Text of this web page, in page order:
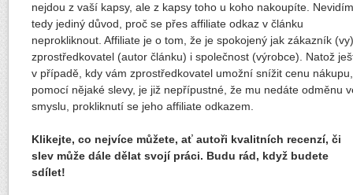
nejdou z vaší kapsy, ale z kapsy toho u koho nakoupíte. Nevidím
tedy jediný důvod, proč se přes affiliate odkaz v článku
neprokliknout. Affiliate je o tom, že je spokojený jak zákazník
zprostředkovatel (autor článku) i společnost (výrobce). Natož
v případě, kdy vám zprostředkovatel umožní snížit cenu nákupu,
pomocí nějaké slevy, je již nepřípustné, že mu nedáte odměnu
smyslu, prokliknutí se jeho affiliate odkazem.
Klikejte, co nejvíce můžete, ať autoři kvalitních recenzí, či
slev může dále dělat svojí práci. Budu rád, když budete
sdílet!